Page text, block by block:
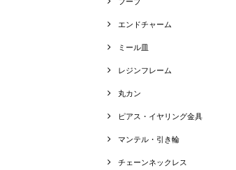
エンドチャーム
ミール皿
レジンフレーム
丸カン
ピアス・イヤリング金具
マンテル・引き輪
チェーンネックレス